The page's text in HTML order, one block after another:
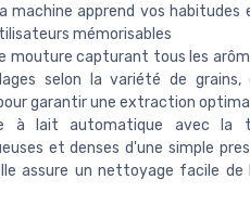
machine apprend vos habitudes
mémorisables
mouture capturant tous les
selon la variété de grains,
garantir une extraction
à lait automatique avec la
et denses d'une simple
assure un nettoyage facile de